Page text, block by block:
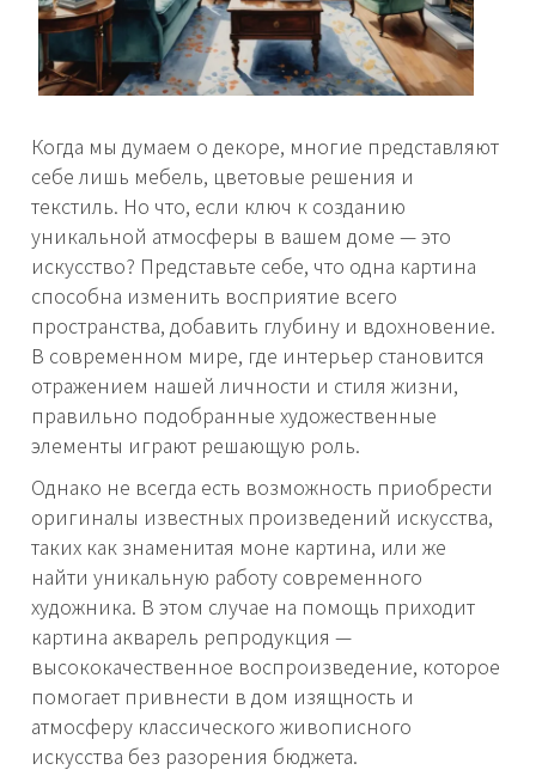
Когда мы думаем о декоре, многие представляют
себе лишь мебель, цветовые решения и
текстиль. Но что, если ключ к созданию
уникальной атмосферы в вашем доме — это
искусство? Представьте себе, что одна картина
способна изменить восприятие всего
пространства, добавить глубину и вдохновение.
В современном мире, где интерьер становится
отражением нашей личности и стиля жизни,
правильно подобранные художественные
элементы играют решающую роль.
Однако не всегда есть возможность приобрести
оригиналы известных произведений искусства,
таких как знаменитая моне картина, или же
найти уникальную работу современного
художника. В этом случае на помощь приходит
картина акварель репродукция —
высококачественное воспроизведение, которое
помогает привнести в дом изящность и
атмосферу классического живописного
искусства без разорения бюджета.